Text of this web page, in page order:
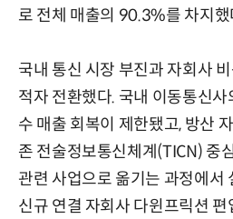
로 전체 매출의 90.3%를 차지했
국내 통신 시장 부진과 자회사
적자 전환했다. 국내 이동통신
수 매출 회복이 제한됐고, 방산
존 전술정보통신체계(TICN) 중
관련 사업으로 옮기는 과정에서
신규 연결 자회사 다윈프릭션